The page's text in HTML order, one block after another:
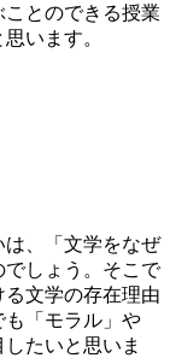
とのできる授業
います。
は、「文学をなぜ
しょう。そこで
文学の存在理由
も「モラル」や
たいと思いま